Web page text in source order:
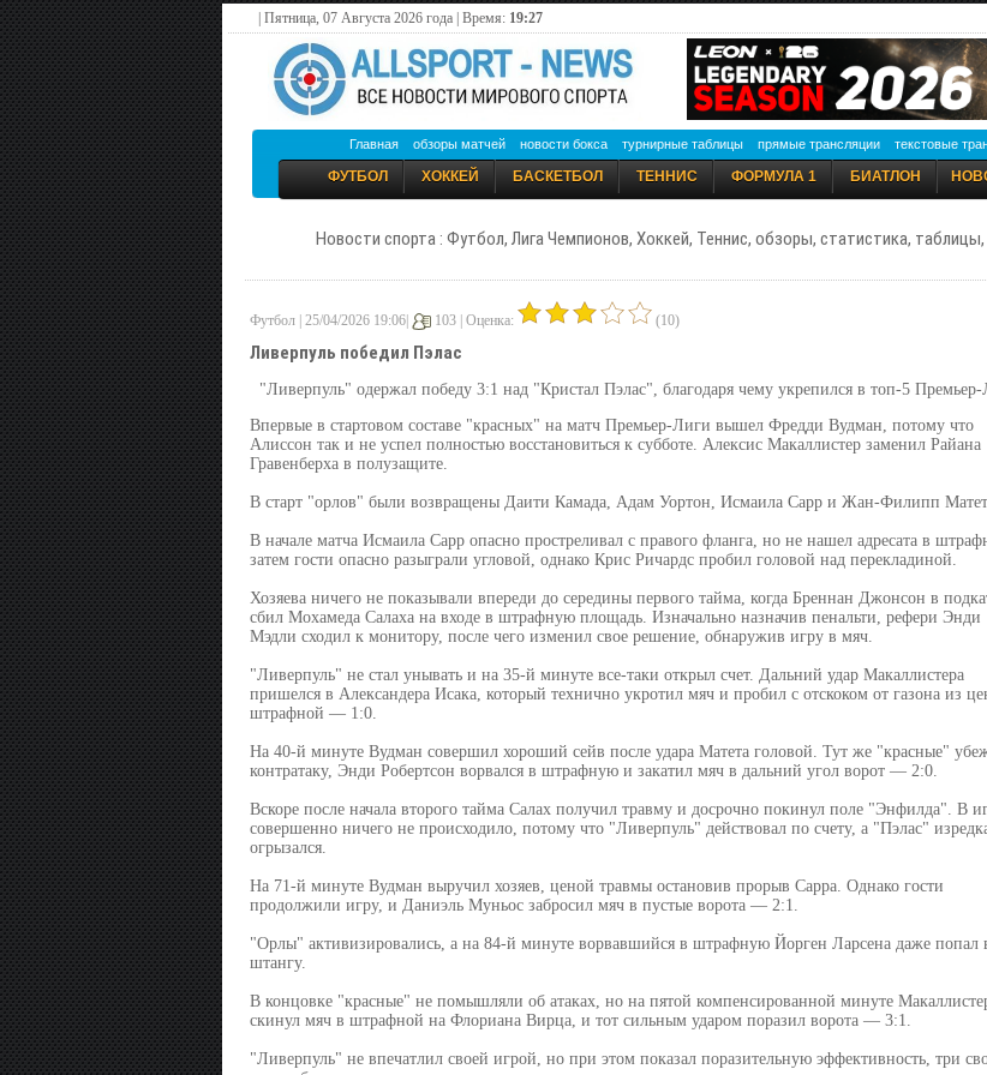
| Пятница, 07 Августа 2026 года | Время: 19:27
Главная обзоры матчей новости бокса турнирные таблицы прямые трансляции текстовые
ФУТБОЛ ХОККЕЙ БАСКЕТБОЛ ТЕННИС ФОРМУЛА 1 БИАТЛОН
Новости спорта : Футбол, Лига Чемпионов, Хоккей, Теннис, обзоры, статистика,
Футбол | 25/04/2026 19:06| 103 | Оценка: (10)
Ливерпуль победил Пэлас
"Ливерпуль" одержал победу 3:1 над "Кристал Пэлас", благодаря чему укрепился в топ-5
Впервые в стартовом составе "красных" на матч Премьер-Лиги вышел Фредди Вудман, потому что
Алиссон так и не успел полностью восстановиться к субботе. Алексис Макаллистер заменил Райана
Гравенберха в полузащите.
В старт "орлов" были возвращены Даити Камада, Адам Уортон, Исмаила Сарр и Жан-Филипп
В начале матча Исмаила Сарр опасно простреливал с правого фланга, но не нашел адресата в
затем гости опасно разыграли угловой, однако Крис Ричардс пробил головой над перекладиной.
Хозяева ничего не показывали впереди до середины первого тайма, когда Бреннан Джонсон в
сбил Мохамеда Салаха на входе в штрафную площадь. Изначально назначив пенальти, рефери Энди
Мэдли сходил к монитору, после чего изменил свое решение, обнаружив игру в мяч.
"Ливерпуль" не стал унывать и на 35-й минуте все-таки открыл счет. Дальний удар Макаллистера
пришелся в Александера Исака, который технично укротил мяч и пробил с отскоком от газона из
штрафной — 1:0.
На 40-й минуте Вудман совершил хороший сейв после удара Матета головой. Тут же "красные"
контратаку, Энди Робертсон ворвался в штрафную и закатил мяч в дальний угол ворот — 2:0.
Вскоре после начала второго тайма Салах получил травму и досрочно покинул поле "Энфилда". В
совершенно ничего не происходило, потому что "Ливерпуль" действовал по счету, а "Пэлас"
огрызался.
На 71-й минуте Вудман выручил хозяев, ценой травмы остановив прорыв Сарра. Однако гости
продолжили игру, и Даниэль Муньос забросил мяч в пустые ворота — 2:1.
"Орлы" активизировались, а на 84-й минуте ворвавшийся в штрафную Йорген Ларсена даже попал
штангу.
В концовке "красные" не помышляли об атаках, но на пятой компенсированной минуте
скинул мяч в штрафной на Флориана Вирца, и тот сильным ударом поразил ворота — 3:1.
"Ливерпуль" не впечатлил своей игрой, но при этом показал поразительную эффективность, три